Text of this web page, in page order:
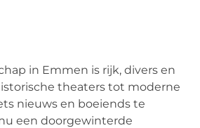
in Emmen is rijk, divers en
theaters tot moderne
nieuws en boeiends te
een doorgewinterde